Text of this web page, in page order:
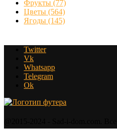
Фрукты (77)
Цветы (564)
Ягоды (145)
Twitter
Vk
Whatsapp
Telegram
Ok